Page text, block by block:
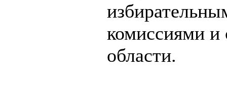
комиссиями и
области.